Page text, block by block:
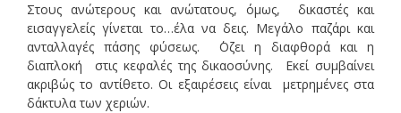
Στους ανώτερους και ανώτατους, όμως, δικαστές και
εισαγγελείς γίνεται το…έλα να δεις. Μεγάλο παζάρι και
ανταλλαγές πάσης φύσεως. ΄Οζει η διαφθορά και η
διαπλοκή στις κεφαλές της δικαοσύνης. Εκεί συμβαίνει
ακριβώς το αντίθετο. Οι εξαιρέσεις είναι μετρημένες στα
δάκτυλα των χεριών.